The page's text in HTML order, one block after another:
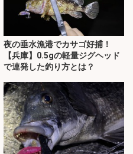
夜の垂水漁港でカサゴ好捕！
【兵庫】0.5gの軽量ジグヘッド
で連発した釣り方とは？